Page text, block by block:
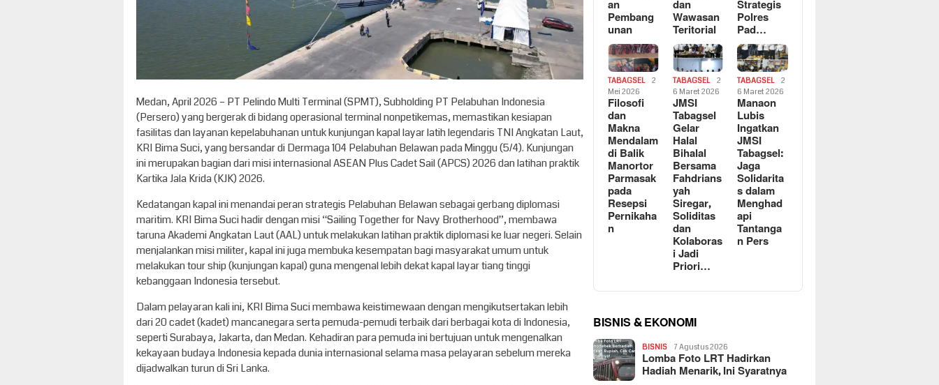
Medan, April 2026 – PT Pelindo Multi Terminal (SPMT), Subholding PT Pelabuhan Indonesia
(Persero) yang bergerak di bidang operasional terminal nonpetikemas, memastikan kesiapan
fasilitas dan layanan kepelabuhanan untuk kunjungan kapal layar latih legendaris TNI Angkatan Laut,
KRI Bima Suci, yang bersandar di Dermaga 104 Pelabuhan Belawan pada Minggu (5/4). Kunjungan
ini merupakan bagian dari misi internasional ASEAN Plus Cadet Sail (APCS) 2026 dan latihan praktik
Kartika Jala Krida (KJK) 2026.
Kedatangan kapal ini menandai peran strategis Pelabuhan Belawan sebagai gerbang diplomasi
maritim. KRI Bima Suci hadir dengan misi “Sailing Together for Navy Brotherhood”, membawa
taruna Akademi Angkatan Laut (AAL) untuk melakukan latihan praktik diplomasi ke luar negeri. Selain
menjalankan misi militer, kapal ini juga membuka kesempatan bagi masyarakat umum untuk
melakukan tour ship (kunjungan kapal) guna mengenal lebih dekat kapal layar tiang tinggi
kebanggaan Indonesia tersebut.
Dalam pelayaran kali ini, KRI Bima Suci membawa keistimewaan dengan mengikutsertakan lebih
dari 20 cadet (kadet) mancanegara serta pemuda-pemudi terbaik dari berbagai kota di Indonesia,
seperti Surabaya, Jakarta, dan Medan. Kehadiran para pemuda ini bertujuan untuk mengenalkan
kekayaan budaya Indonesia kepada dunia internasional selama masa pelayaran sebelum mereka
dijadwalkan turun di Sri Lanka.
an
Pembang
unan
dan
Wawasan
Teritorial
Strategis
Polres
Pad…
TABAGSEL
2
Mei 2026
Filosofi
dan
Makna
Mendalam
di Balik
Manortor
Parmasak
pada
Resepsi
Pernikaha
n
TABAGSEL
2
6 Maret 2026
JMSI
Tabagsel
Gelar
Halal
Bihalal
Bersama
Fahdrians
yah
Siregar,
Soliditas
dan
Kolaboras
i Jadi
Priori…
TABAGSEL
2
6 Maret 2026
Manaon
Lubis
Ingatkan
JMSI
Tabagsel:
Jaga
Solidarita
s dalam
Menghad
api
Tantanga
n Pers
BISNIS & EKONOMI
BISNIS 7 Agustus 2026
Lomba Foto LRT Hadirkan
Hadiah Menarik, Ini Syaratnya